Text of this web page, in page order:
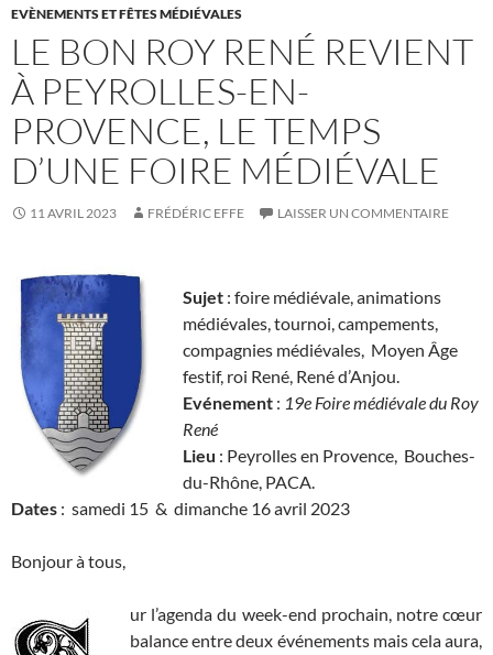
EVÈNEMENTS ET FÊTES MÉDIÉVALES
LE BON ROY RENÉ REVIENT
À PEYROLLES-EN-
PROVENCE, LE TEMPS
D’UNE FOIRE MÉDIÉVALE
11 AVRIL 2023 FRÉDÉRIC EFFE LAISSER UN COMMENTAIRE
Sujet : foire médiévale, animations
médiévales, tournoi, campements,
compagnies médiévales, Moyen Âge
festif, roi René, René d’Anjou.
Evénement : 19e Foire médiévale du Roy
René
Lieu : Peyrolles en Provence, Bouches-
du-Rhône, PACA.
Dates : samedi 15 & dimanche 16 avril 2023
Bonjour à tous,
ur l’agenda du week-end prochain, notre cœur
balance entre deux événements mais cela aura,